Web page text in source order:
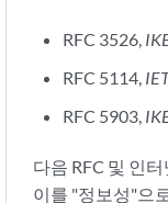
RFC 3526,
RFC 5114,
RFC 5903,
다음 RFC 및 인
이를 "정보성"으